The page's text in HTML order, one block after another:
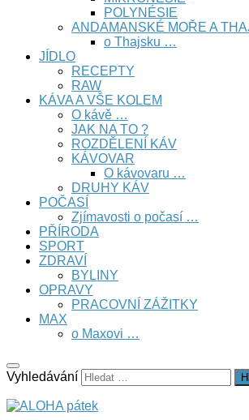
POLYNÉSIE
ANDAMANSKÉ MOŘE A
o Thajsku …
JÍDLO
RECEPTY
RAW
KÁVA A VŠE KOLEM
O kávě …
JAK NA TO ?
ROZDĚLENÍ KÁV
KÁVOVAR
O kávovaru …
DRUHY KÁV
POČASÍ
Zjímavosti o počasí …
PŘÍRODA
SPORT
ZDRAVÍ
BYLINY
OPRAVY
PRACOVNÍ ZÁŽITKY
MAX
o Maxovi …
Vyhledávání